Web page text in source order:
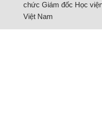
chức Giám đốc Học
Việt Nam